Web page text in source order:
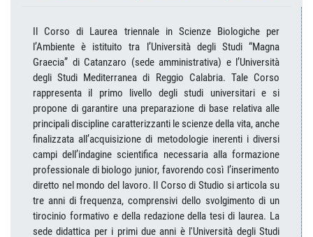
Il Corso di Laurea triennale in Scienze Biologiche per
l’Ambiente è istituito tra l’Università degli Studi “Magna
Graecia” di Catanzaro (sede amministrativa) e l’Università
degli Studi Mediterranea di Reggio Calabria. Tale Corso
rappresenta il primo livello degli studi universitari e si
propone di garantire una preparazione di base relativa alle
principali discipline caratterizzanti le scienze della vita, anche
finalizzata all’acquisizione di metodologie inerenti i diversi
campi dell’indagine scientifica necessaria alla formazione
professionale di biologo junior, favorendo così l’inserimento
diretto nel mondo del lavoro. Il Corso di Studio si articola su
tre anni di frequenza, comprensivi dello svolgimento di un
tirocinio formativo e della redazione della tesi di laurea. La
sede didattica per i primi due anni è l'Università degli Studi